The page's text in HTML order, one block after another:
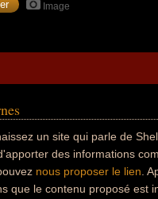
Image
un site qui parle de
des informations
nous proposer le lien .
que le contenu proposé est